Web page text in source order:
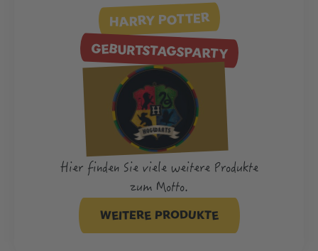
HARRY POTTER
GEBURTSTAGSPARTY
Hier finden Sie viele weitere Produkte
zum Motto.
WEITERE PRODUKTE